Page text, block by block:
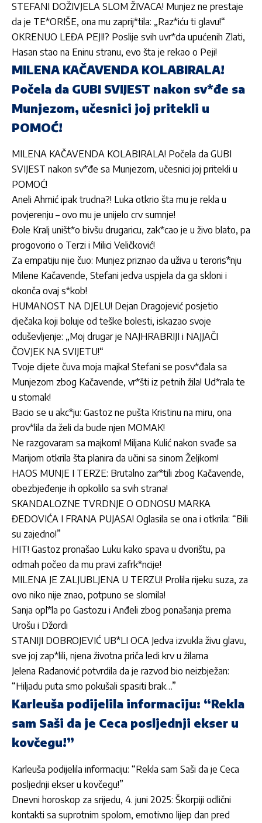
STEFANI DOŽIVJELA SLOM ŽIVACA! Munjez ne prestaje
da je TE*ORIŠE, ona mu zaprij*tila: „Raz*iću ti glavu!“
OKRENUO LEĐA PEJI!? Poslije svih uvr*da upućenih Zlati,
Hasan stao na Eninu stranu, evo šta je rekao o Peji!
MILENA KAČAVENDA KOLABIRALA!
Počela da GUBI SVIJEST nakon sv*đe sa
Munjezom, učesnici joj pritekli u
POMOĆ!
MILENA KAČAVENDA KOLABIRALA! Počela da GUBI
SVIJEST nakon sv*đe sa Munjezom, učesnici joj pritekli u
POMOĆ!
Aneli Ahmić ipak trudna?! Luka otkrio šta mu je rekla u
povjerenju – ovo mu je unijelo crv sumnje!
Đole Kralj uništ*o bivšu drugaricu, zak*cao je u živo blato, pa
progovorio o Terzi i Milici Veličković!
Za empatiju nije čuo: Munjez priznao da uživa u teroris*nju
Milene Kačavende, Stefani jedva uspjela da ga skloni i
okonča ovaj s*kob!
HUMANOST NA DJELU! Dejan Dragojević posjetio
dječaka koji boluje od teške bolesti, iskazao svoje
oduševljenje: „Moj drugar je NAJHRABRIJI i NAJJAČI
ČOVJEK NA SVIJETU!“
Tvoje dijete čuva moja majka! Stefani se posv*đala sa
Munjezom zbog Kačavende, vr*šti iz petnih žila! Ud*rala te
u stomak!
Bacio se u akc*ju: Gastoz ne pušta Kristinu na miru, ona
prov*lila da želi da bude njen MOMAK!
Ne razgovaram sa majkom! Miljana Kulić nakon svađe sa
Marijom otkrila šta planira da učini sa sinom Željkom!
HAOS MUNJE I TERZE: Brutalno zar*tili zbog Kačavende,
obezbjeđenje ih opkolilo sa svih strana!
SKANDALOZNE TVRDNJE O ODNOSU MARKA
ĐEDOVIĆA I FRANA PUJASA! Oglasila se ona i otkrila: “Bili
su zajedno!”
HIT! Gastoz pronašao Luku kako spava u dvorištu, pa
odmah počeo da mu pravi zafrk*ncije!
MILENA JE ZALJUBLJENA U TERZU! Prolila rijeku suza, za
ovo niko nije znao, potpuno se slomila!
Sanja opl*la po Gastozu i Anđeli zbog ponašanja prema
Urošu i Džordi
STANIJI DOBROJEVIĆ UB*LI OCA Jedva izvukla živu glavu,
sve joj zap*lili, njena životna priča ledi krv u žilama
Jelena Radanović potvrdila da je razvod bio neizbježan:
“Hiljadu puta smo pokušali spasiti brak…”
Karleuša podijelila informaciju: “Rekla
sam Saši da je Ceca posljednji ekser u
kovčegu!”
Karleuša podijelila informaciju: “Rekla sam Saši da je Ceca
posljednji ekser u kovčegu!”
Dnevni horoskop za srijedu, 4. juni 2025: Škorpiji odlični
kontakti sa suprotnim spolom, emotivno lijep dan pred